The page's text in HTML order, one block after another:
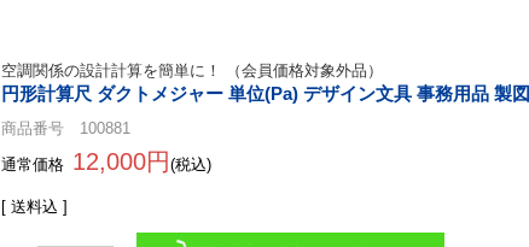
空調関係の設計計算を簡単に！ （会員価格対象外品）
円形計算尺 ダクトメジャー 単位(Pa) デザイン文具 事務用品 製図
商品番号 100881
通常価格 12,000円 (税込)
[ 送料込 ]